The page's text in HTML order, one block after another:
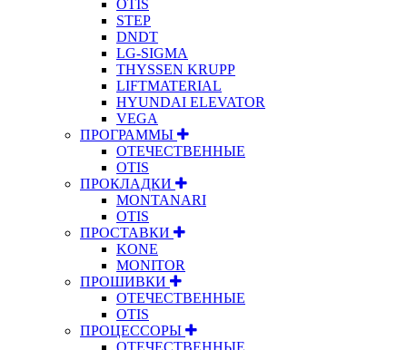
OTIS
STEP
DNDT
LG-SIGMA
THYSSEN KRUPP
LIFTMATERIAL
HYUNDAI ELEVATOR
VEGA
ПРОГРАММЫ
ОТЕЧЕСТВЕННЫЕ
OTIS
ПРОКЛАДКИ
MONTANARI
OTIS
ПРОСТАВКИ
KONE
MONITOR
ПРОШИВКИ
ОТЕЧЕСТВЕННЫЕ
OTIS
ПРОЦЕССОРЫ
ОТЕЧЕСТВЕННЫЕ